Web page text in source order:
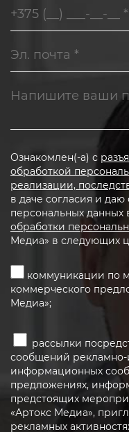
Ознакомлен(-а) с
обработкой
реализации,
в даче согласия и
персональных данных
обработки
Медиа» в следующих
коммуникации по
коммерческого
Медиа»;
рассылки
сообщений рекламно-
информационных
предложениях,
предстоящих
«Артокс Медиа»,
рекламных